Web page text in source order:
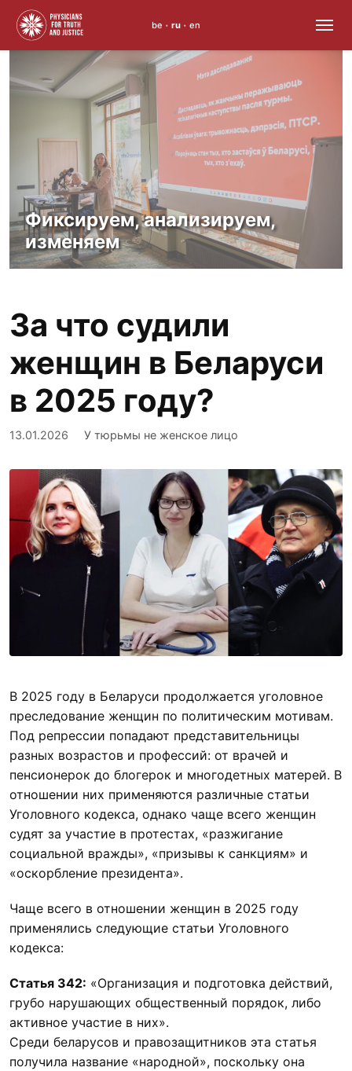
to
content
be • ru • en
Фиксируем, анализируем,
изменяем
За что судили
женщин в Беларуси
в 2025 году?
13.01.2026 У тюрьмы не женское лицо
В 2025 году в Беларуси продолжается уголовное
преследование женщин по политическим мотивам.
Под репрессии попадают представительницы
разных возрастов и профессий: от врачей и
пенсионерок до блогерок и многодетных матерей. В
отношении них применяются различные статьи
Уголовного кодекса, однако чаще всего женщин
судят за участие в протестах, «разжигание
социальной вражды», «призывы к санкциям» и
«оскорбление президента».
Чаще всего в отношении женщин в 2025 году
применялись следующие статьи Уголовного
кодекса:
Статья 342: «Организация и подготовка действий,
грубо нарушающих общественный порядок, либо
активное участие в них».
Среди беларусов и правозащитников эта статья
получила название «народной», поскольку она